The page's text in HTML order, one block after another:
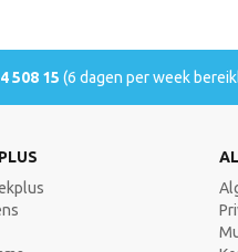
508 15 (6 dagen per week